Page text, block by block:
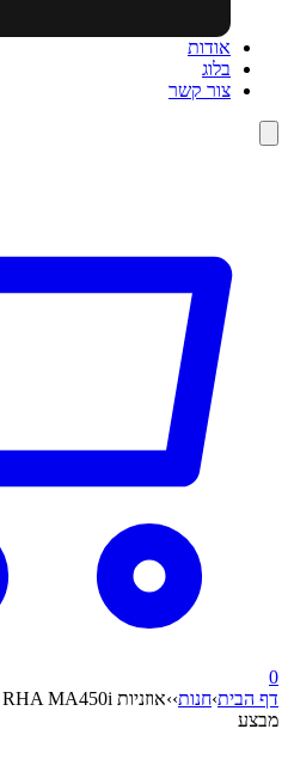
אודות
בלוג
צור קשר
0
דף הבית›חנות›
›אוזניות RHA MA450i
מבצע